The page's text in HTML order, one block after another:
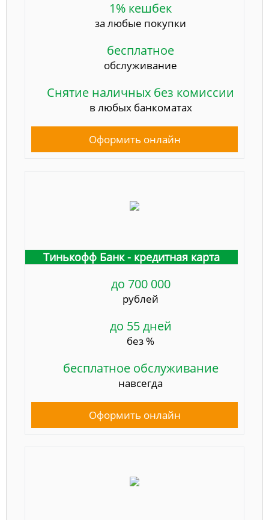
1% кешбек
за любые покупки
бесплатное
обслуживание
Снятие наличных без комиссии
в любых банкоматах
Оформить онлайн
Тинькофф Банк - кредитная карта
до 700 000
рублей
до 55 дней
без %
бесплатное обслуживание
навсегда
Оформить онлайн